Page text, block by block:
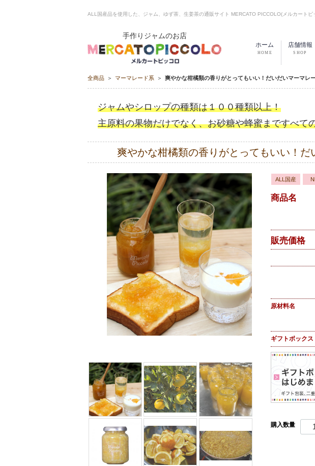
ALL国産品を使用した、ジャム、ゆず茶、生姜茶の通販サイト MERCATO PICCOLO(メルカートピ
手作りジャムのお店
ホーム 店舗情報
全商品 マーマレード系 爽やかな柑橘類の香りがとってもいい！だいだいマーマレ
ジャムやシロップの種類は１００種類以上！
主原料の果物だけでなく、お砂糖や蜂蜜まですべて
爽やかな柑橘類の香りがとってもいい！だ
ALL国産
商品名
販売価格
原材料名
ギフトボックス
購入数量